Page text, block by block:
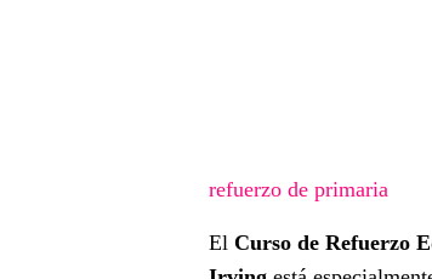
refuerzo de primaria
El Curso de Refuerzo